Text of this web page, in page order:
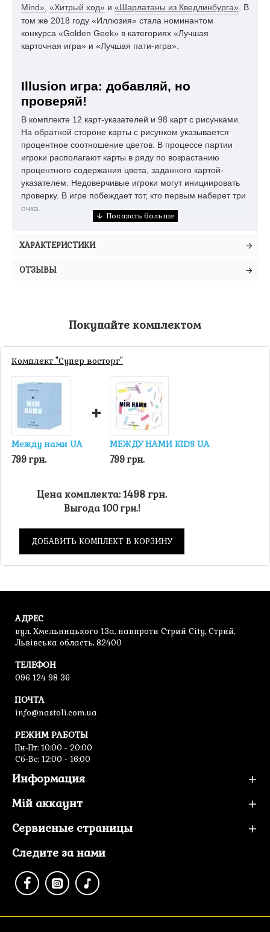
Mind» «Хитрый ход» и «Шарлатаны из Кведлинбурга» . В
том же 2018 году «Иллюзия» стала номинантом
конкурса «Golden Geek» в категориях «Лучшая
карточная игра» и «Лучшая пати-игра».
Illusion игра: добавляй, но
проверяй!
В комплекте 12 карт-указателей и 98 карт с рисунками.
На обратной стороне карты с рисунком указывается
процентное соотношение цветов. В процессе партии
игроки располагают карты в ряду по возрастанию
процентного содержания цвета, заданного картой-
указателем. Недоверчивые игроки могут инициировать
проверку. В игре побеждает тот, кто первым наберет три
очка.
Игровой процесс
Две колоды перемешиваются отдельно. Из них
либо берет верхнюю карту из колоды картинок и
процентного содержания текущего цвета);
либо инициирует проверку, если ему кажется, что
последовательность нарушена. Все карты в ряду
переворачиваются. Если ряд составлен правильно,
то есть процентное содержание текущего цвета
постепенно увеличивается, карта-указатель выдается
предыдущему игроку (выложившему последнюю
карту). Если игрок нашел ошибку, он забирает карту-
указатель себе.
раунд, открывая новую карту-указатель и новую карту с
картинкой. Играют до тех пор, пока кто-то не соберет
победителем.
ХАРАКТЕРИСТИКИ
ОТЗЫВЫ
Покупайте комплектом
Комплект "Супер восторг"
Между нами UA
799 грн.
+
МЕЖДУ НАМИ KIDS UA
799 грн.
Цена комплекта: 1498 грн.
Выгода 100 грн.!
ДОБАВИТЬ КОМПЛЕКТ В КОРЗИНУ
АДРЕС
вул. Хмельницького 13а, навпроти Стрий City, Стрий,
Львівська область, 82400
ТЕЛЕФОН
096 124 98 36
ПОЧТА
info@nastoli.com.ua
РЕЖИМ РАБОТЫ
Пн-Пт: 10:00 - 20:00
Сб-Вс: 12:00 - 16:00
Информация
Мій аккаунт
Сервисные страницы
Следите за нами